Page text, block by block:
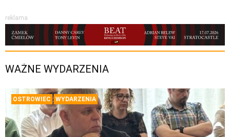
reklama
WAŻNE WYDARZENIA
OSTROWIEC WYDARZENIA